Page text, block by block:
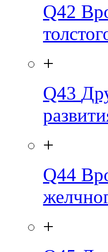
Q42
+
Q43
+
Q44
+